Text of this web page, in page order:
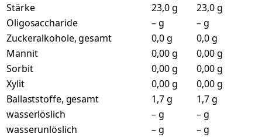
Stärke
23,0 g
23,0 g
Oligosaccharide
– g
– g
Zuckeralkohole, gesamt
0,0 g
0,0 g
Mannit
0,00 g
0,00 g
Sorbit
0,00 g
0,00 g
Xylit
0,00 g
0,00 g
Ballaststoffe, gesamt
1,7 g
1,7 g
wasserlöslich
– g
– g
wasserunlöslich
– g
– g